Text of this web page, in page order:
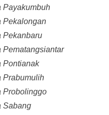
Payakumbuh
Pekalongan
Pekanbaru
Pematangsiantar
Pontianak
Prabumulih
Probolinggo
Sabang